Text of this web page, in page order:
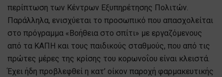
περίπτωση των Κέντρων Εξυπηρέτησης Πολιτών.
Παράλληλα, ενισχύεται το προσωπικό που απασχολείται
στο πρόγραμμα «Βοήθεια στο σπίτι» με εργαζόμενους
από τα ΚΑΠΗ και τους παιδικούς σταθμούς, που από τις
πρώτες μέρες της κρίσης του κορωνοΐου είναι κλειστά.
Έχει ήδη προβλεφθεί η κατ’ οίκον παροχή φαρμακευτικής